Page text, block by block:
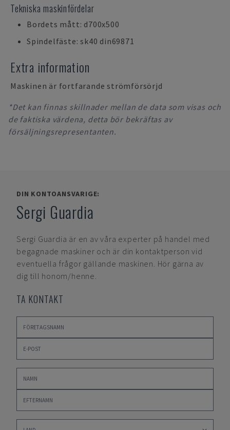
Tekniska maskinfördelar
Bordets mått: d700x500
Spindelfäste: sk40 din69871
Extra information
Maskinen är fortfarande strömförsörjd
*Det kan finnas skillnader mellan de data som visas och
de faktiska värdena, detta bör bekräftas av
försäljningsrepresentanten.
DIN KONTOANSVARIGE:
Sergi Guardia
Sergi Guardia är en av våra experter på handel med
begagnade maskiner och är din kontaktperson vid
eventuella frågor gällande maskinen. Hör gärna av
dig till honom/henne.
TA KONTAKT